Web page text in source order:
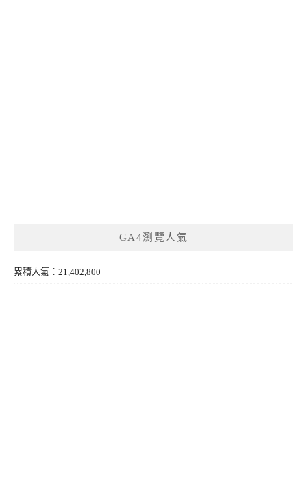
GA4瀏覽人氣
累積人氣：21,402,800